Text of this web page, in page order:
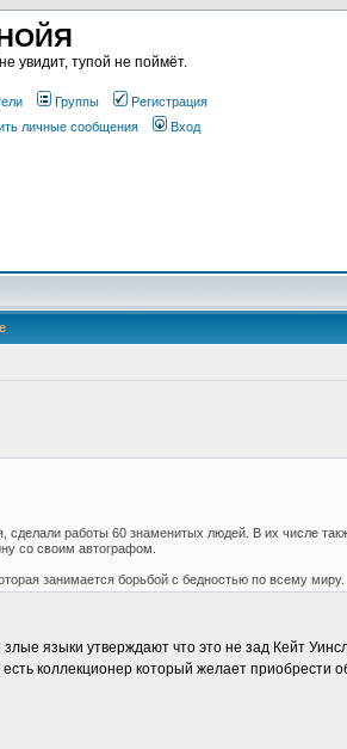
увидит, тупой не поймёт.
Группы
Регистрация
личные сообщения Вход
сделали работы 60 знаменитых людей. В их числе
со своим автографом.
занимается борьбой с бедностью по всему миру.
языки утверждают что это не зад Кейт
коллекционер который желает приобрести